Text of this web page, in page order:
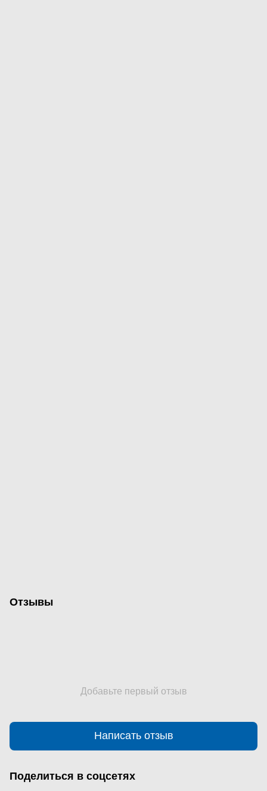
Отзывы
Добавьте первый отзыв
Написать отзыв
Поделиться в соцсетях